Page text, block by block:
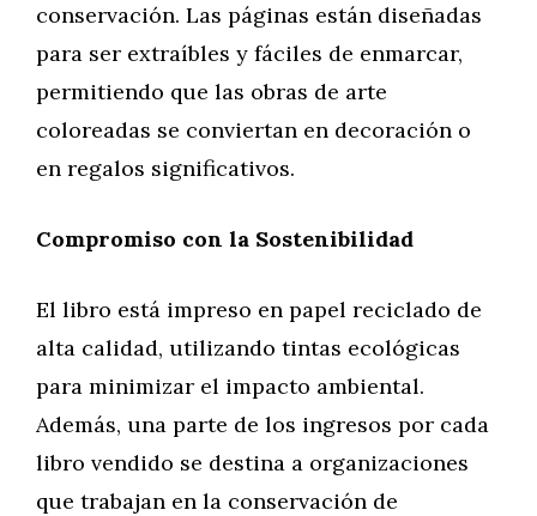
conservación. Las páginas están diseñadas
para ser extraíbles y fáciles de enmarcar,
permitiendo que las obras de arte
coloreadas se conviertan en decoración o
en regalos significativos.
Compromiso con la Sostenibilidad
El libro está impreso en papel reciclado de
alta calidad, utilizando tintas ecológicas
para minimizar el impacto ambiental.
Además, una parte de los ingresos por cada
libro vendido se destina a organizaciones
que trabajan en la conservación de